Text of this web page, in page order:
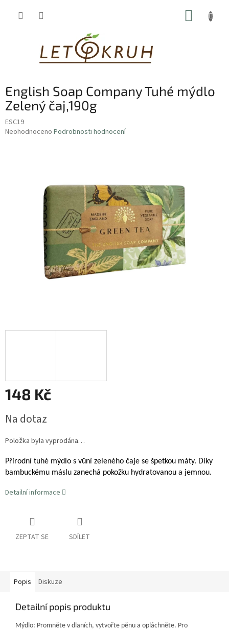
English Soap Company Tuhé mýdlo
Zelený čaj,190g
ESC19
Průměrné
Neohodnoceno Podrobnosti hodnocení
148 Kč
cena:
Na dotaz
Položka byla vyprodána…
Přírodní tuhé mýdlo s vůní zeleného čaje se špetkou máty. Díky
bambuckému máslu zanechá pokožku hydratovanou a jemnou.
Detailní informace
ZEPTAT SE SDÍLET
Popis Diskuze
Detailní popis produktu
Mýdlo: Promněte v dlaních, vytvořte pěnu a opláchněte. Pro